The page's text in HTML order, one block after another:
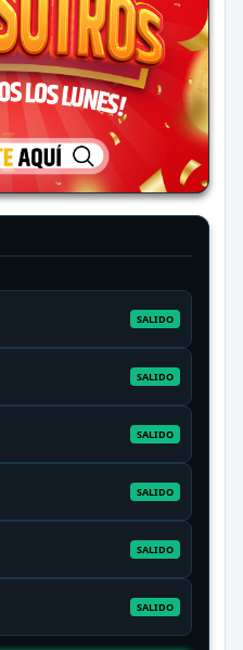
SALIDO
SALIDO
SALIDO
SALIDO
SALIDO
SALIDO